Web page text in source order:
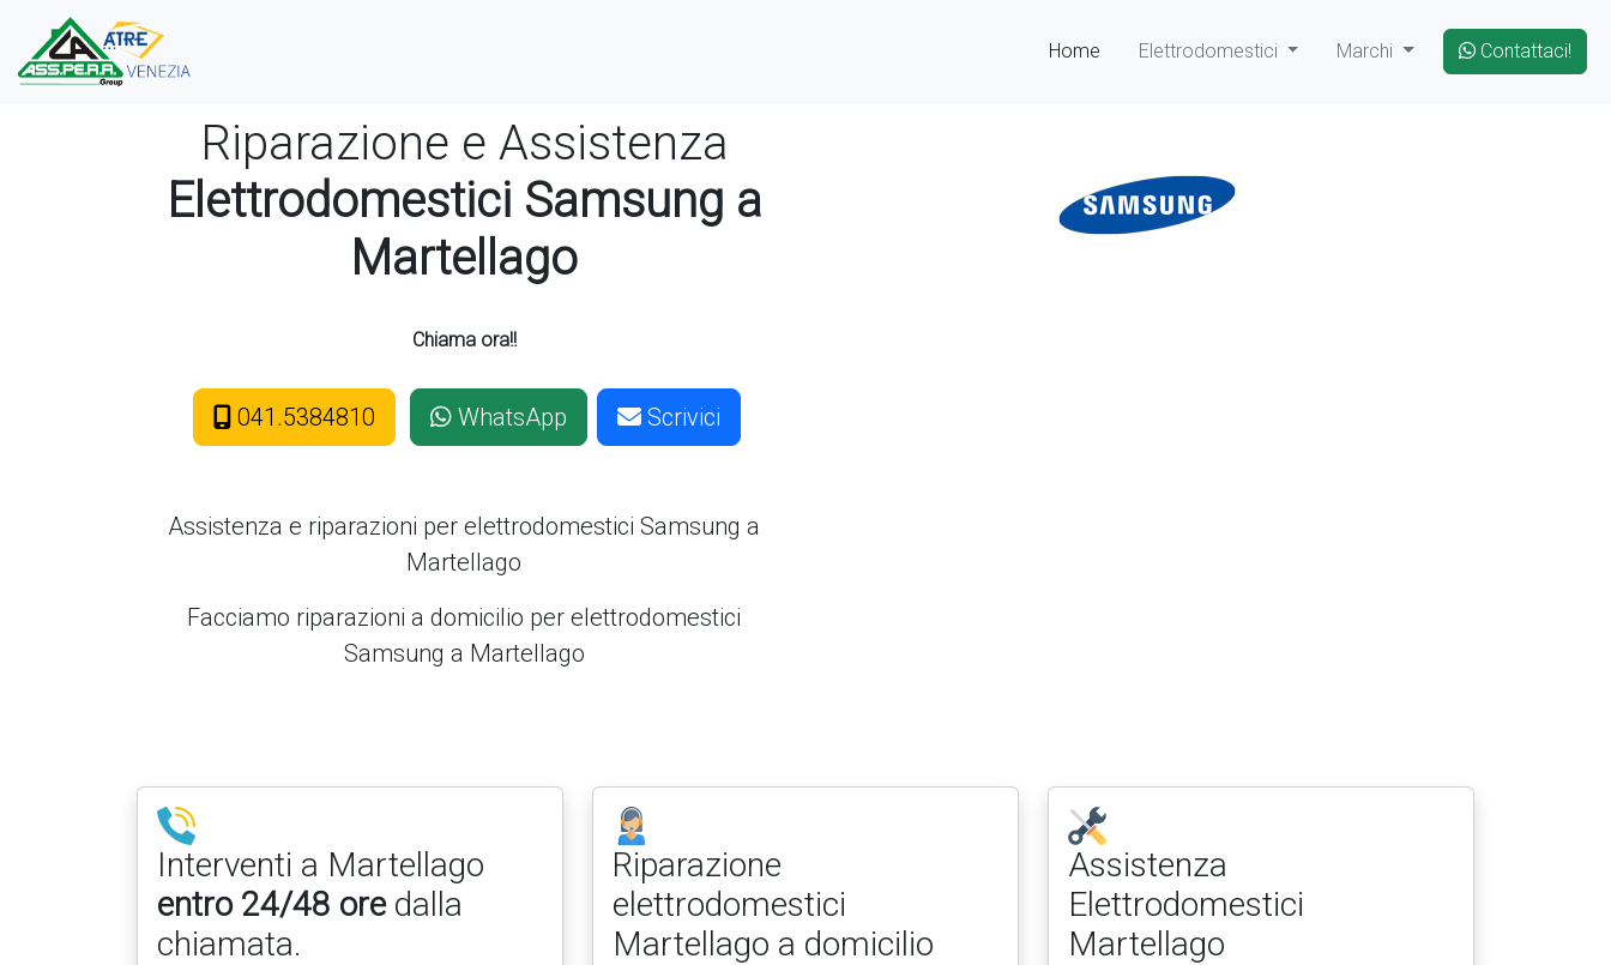
Home Elettrodomestici Marchi Contattaci!
Riparazione e Assistenza
Elettrodomestici Samsung a
Martellago
Chiama ora!!
041.5384810 WhatsApp Scrivici
Assistenza e riparazioni per elettrodomestici Samsung a
Martellago
Facciamo riparazioni a domicilio per elettrodomestici
Samsung a Martellago
Interventi a Martellago
entro 24/48 oredalla
chiamata.
Riparazione
elettrodomestici
Martellago a domicilio
Assistenza
Elettrodomestici
Martellago